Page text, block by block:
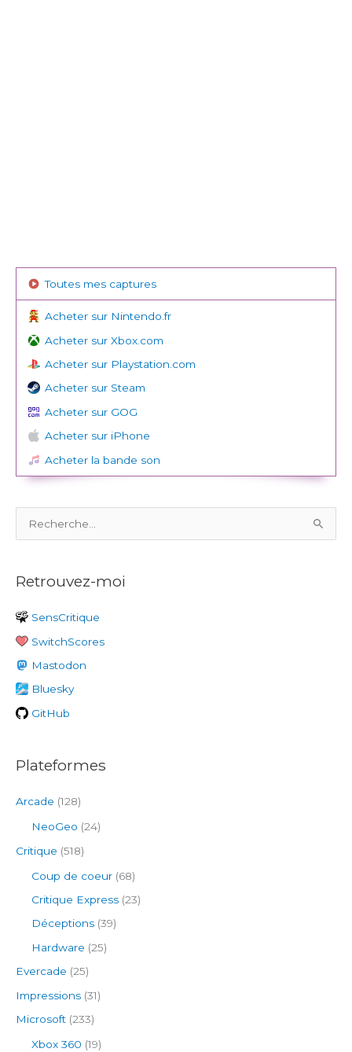
Toutes mes captures
Acheter sur Nintendo.fr
Acheter sur Xbox.com
Acheter sur Playstation.com
Acheter sur Steam
Acheter sur GOG
Acheter sur iPhone
Acheter la bande son
e
h
r
c
h
e
r
Retrouvez-moi
SensCritique
SwitchScores
Mastodon
Bluesky
GitHub
Plateformes
Arcade (128)
NeoGeo (24)
Critique (518)
Coup de coeur (68)
Critique Express (23)
Déceptions (39)
Hardware (25)
Evercade (25)
Impressions (31)
Microsoft (233)
Xbox 360 (19)